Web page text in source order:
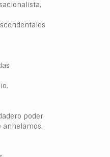
poder
anhelamos.